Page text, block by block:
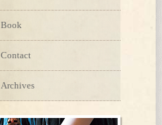
Book
Contact
Archives